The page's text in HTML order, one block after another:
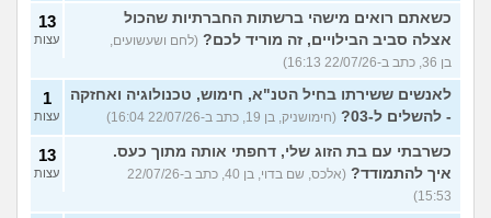
כשאתם רואים מישהי ברשתות החברתיות שהכול
אצלה סביב הבילויים, זה מוריד לכם? (לחם ושעשועים,
בן 36, כתב ב-22/07/26 16:13)
13
עצות
לאנשים ששירתו בחיל הטנ"א, חימוש, טכנולוגיה ואחזקה
- להשלים ל-03?
(חימושניק, בן 19, כתב ב-22/07/26 16:04)
1
עצות
כשרבתי עם בת הזוג שלי, דחפתי אותה מתוך כעס.
איך להתמודד?
(אלכס, שם בדוי, בן 40, כתב ב-22/07/26
15:53)
13
עצות